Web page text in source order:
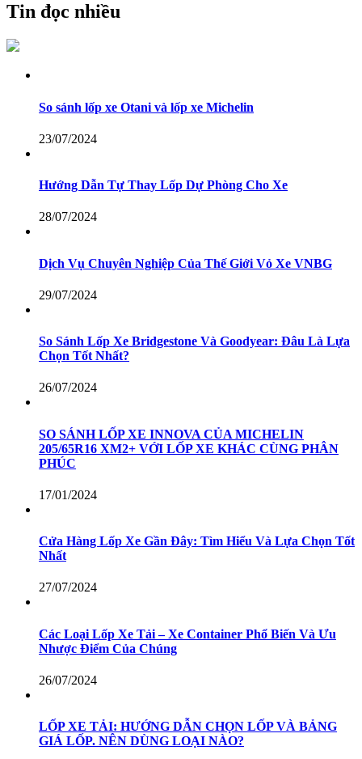
Tin đọc nhiều
So sánh lốp xe Otani và lốp xe Michelin
23/07/2024
Hướng Dẫn Tự Thay Lốp Dự Phòng Cho Xe
28/07/2024
Dịch Vụ Chuyên Nghiệp Của Thế Giới Vỏ Xe VNBG
29/07/2024
So Sánh Lốp Xe Bridgestone Và Goodyear: Đâu Là Lựa
Chọn Tốt Nhất?
26/07/2024
SO SÁNH LỐP XE INNOVA CỦA MICHELIN
205/65R16 XM2+ VỚI LỐP XE KHÁC CÙNG PHÂN
PHÚC
17/01/2024
Cửa Hàng Lốp Xe Gần Đây: Tìm Hiểu Và Lựa Chọn Tốt
Nhất
27/07/2024
Các Loại Lốp Xe Tải – Xe Container Phổ Biến Và Ưu
Nhược Điểm Của Chúng
26/07/2024
LỐP XE TẢI: HƯỚNG DẪN CHỌN LỐP VÀ BẢNG
GIÁ LỐP. NÊN DÙNG LOẠI NÀO?